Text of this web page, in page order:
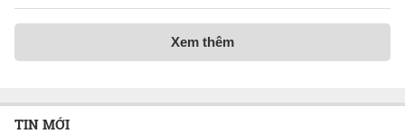
Xem thêm
TIN MỚI